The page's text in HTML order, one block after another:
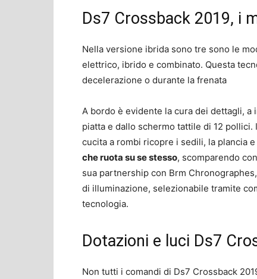
Ds7 Crossback 2019, i
Nella versione ibrida sono tre sono le
elettrico, ibrido e combinato. Questa
decelerazione o durante la frenata
A bordo è evidente la cura dei dettagli,
piatta e dallo schermo tattile di 12
cucita a rombi ricopre i sedili, la plancia
che ruota su se stesso, scomparendo
sua partnership con Brm
di illuminazione, selezionabile tramite
tecnologia.
Dotazioni e luci Ds7
Non tutti i comandi di Ds7 Crossback